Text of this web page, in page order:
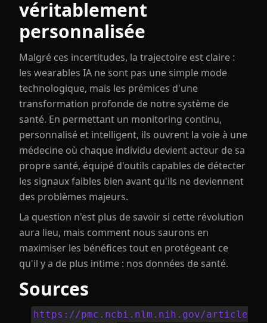
véritablement
personnalisée
Malgré ces incertitudes, la trajectoire est claire :
les wearables IA ne sont pas une simple mode
technologique, mais les prémices d'une
transformation profonde de notre système de
santé. En permettant un monitoring continu,
personnalisé et intelligent, ils ouvrent la voie à une
médecine où chaque individu devient acteur de sa
propre santé, équipé d'outils capables de détecter
les signaux faibles bien avant qu'ils ne deviennent
des problèmes majeurs.
La question n'est plus de savoir si cette révolution
aura lieu, mais comment nous saurons en
maximiser les bénéfices tout en protégeant ce
qu'il y a de plus intime : nos données de santé.
Sources
https://pmc.ncbi.nlm.nih.gov/article